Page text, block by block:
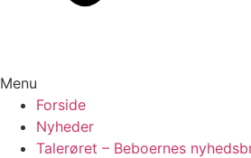
Menu
Forside
Nyheder
Talerøret – Beboernes